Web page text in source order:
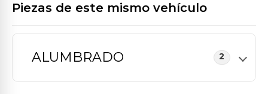
Piezas de este mismo vehículo
ALUMBRADO 2